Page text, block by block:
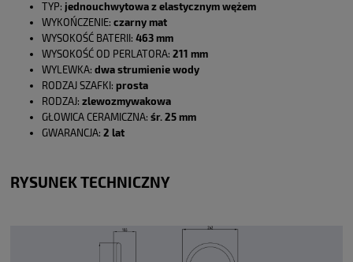
TYP: jednouchwytowa z elastycznym wężem
WYKOŃCZENIE: czarny mat
WYSOKOŚĆ BATERII: 463 mm
WYSOKOŚĆ OD PERLATORA: 211 mm
WYLEWKA: dwa strumienie wody
RODZAJ SZAFKI: prosta
RODZAJ: zlewozmywakowa
GŁOWICA CERAMICZNA: śr. 25 mm
GWARANCJA: 2 lat
RYSUNEK TECHNICZNY